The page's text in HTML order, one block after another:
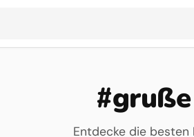
Entdecke die besten